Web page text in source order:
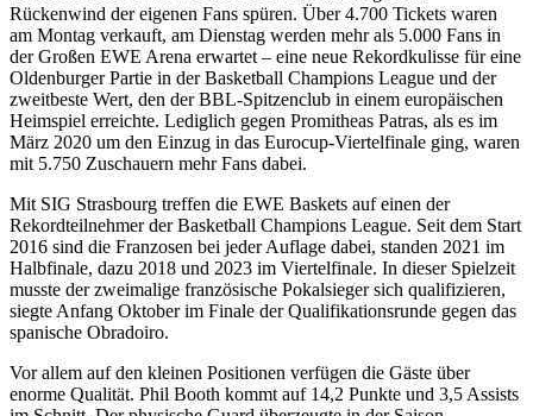
Rückenwind der eigenen Fans spüren. Über 4.700 Tickets waren
am Montag verkauft, am Dienstag werden mehr als 5.000 Fans in
der Großen EWE Arena erwartet – eine neue Rekordkulisse für eine
Oldenburger Partie in der Basketball Champions League und der
zweitbeste Wert, den der BBL-Spitzenclub in einem europäischen
Heimspiel erreichte. Lediglich gegen Promitheas Patras, als es im
März 2020 um den Einzug in das Eurocup-Viertelfinale ging, waren
mit 5.750 Zuschauern mehr Fans dabei.
Mit SIG Strasbourg treffen die EWE Baskets auf einen der
Rekordteilnehmer der Basketball Champions League. Seit dem Start
2016 sind die Franzosen bei jeder Auflage dabei, standen 2021 im
Halbfinale, dazu 2018 und 2023 im Viertelfinale. In dieser Spielzeit
musste der zweimalige französische Pokalsieger sich qualifizieren,
siegte Anfang Oktober im Finale der Qualifikationsrunde gegen das
spanische Obradoiro.
Vor allem auf den kleinen Positionen verfügen die Gäste über
enorme Qualität. Phil Booth kommt auf 14,2 Punkte und 3,5 Assists